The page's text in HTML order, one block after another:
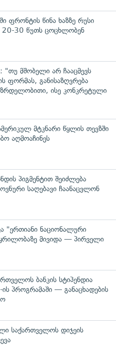
ფრონტის წინა ხაზზე რუსი
20-30 წუთს ცოცხლობენ
"თუ მშობელი არ ჩააცმევს
ფორმას, განისაზღვრება
ისე კონკრეტული
მტკნარი წყლის თევზში
აღმოაჩინეს
პიგმენტით შეიძლება
საღებავი ჩაანაცვლონ
"ერთიანი ნაციონალური
მივიდა — პირველი
ბანკის სტიპენდია
პროგრამაში — განაცხადების
საქართველოს დიჯეის